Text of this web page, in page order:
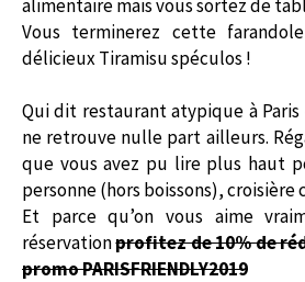
alimentaire mais vous sortez de
Vous terminerez cette
délicieux Tiramisu spéculos !
Qui dit restaurant atypique à
ne retrouve nulle part ailleurs.
que vous avez pu lire plus haut
personne (hors boissons), croisière
Et parce qu’on vous aime
réservationprofitez de 10% de
promo PARISFRIENDLY2019